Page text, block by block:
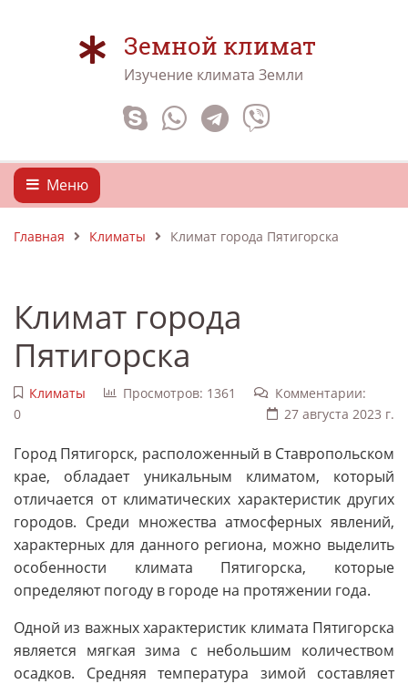
Земной климат
Изучение климата Земли
Меню
Главная Климаты Климат города Пятигорска
Климат города
Пятигорска
Климаты Просмотров: 1361
Комментарии:
0
27 августа 2023 г.
Город Пятигорск, расположенный в Ставропольском
крае, обладает уникальным климатом, который
отличается от климатических характеристик других
городов. Среди множества атмосферных явлений,
характерных для данного региона, можно выделить
особенности климата Пятигорска, которые
определяют погоду в городе на протяжении года.
Одной из важных характеристик климата Пятигорска
является мягкая зима с небольшим количеством
осадков. Средняя температура зимой составляет